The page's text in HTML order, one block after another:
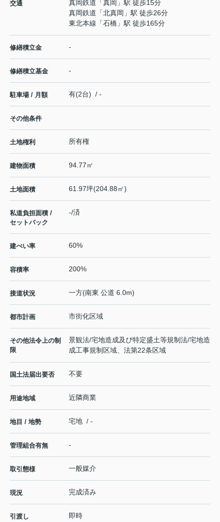
交通 真岡鉄道 「 真岡 」駅 徒歩15分
真岡鉄道 「北真岡 」駅 徒歩26分
東北本線 「石橋 」駅 徒歩165分
修繕積立金 -
修繕積立基金 -
駐車場 / 月額 有(2台) / -
その他条件
土地権利 所有権
建物面積 94.77㎡
土地面積 61.97坪(204.88㎡)
私道負担面積 /
セットバック
-/済
建ぺい率 60%
容積率 200%
接道状況 一方(南東 公道 6.0m)
都市計画 市街化区域
その他法令上の制
限
景観法/宅地造成及び特定盛土等規制法/宅地造
成工事規制区域、法第22条区域
国土法届出要否 不要
用途地域 近隣商業
地目 / 地勢 宅地 / -
管理組合有無 -
取引態様 一般媒介
現況 完成済み
引渡し 即時